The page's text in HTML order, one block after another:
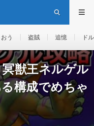
う 盗賊 追憶 ド
獣王ネルゲル
構成でめちゃ